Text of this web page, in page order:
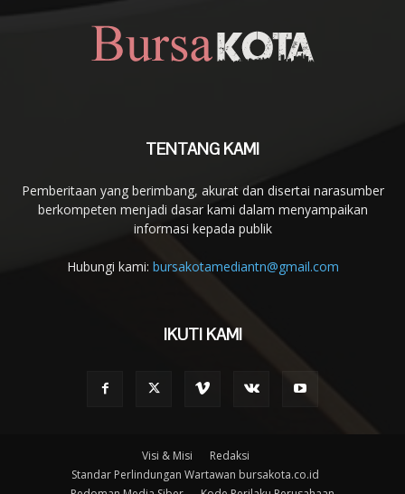
TENTANG KAMI
Pemberitaan yang berimbang, akurat dan disertai narasumber
berkompeten menjadi dasar kami dalam menyampaikan
informasi kepada publik
Hubungi kami: bursakotamediantn@gmail.com
IKUTI KAMI
Visi & Misi
Redaksi
Standar Perlindungan Wartawan bursakota.co.id